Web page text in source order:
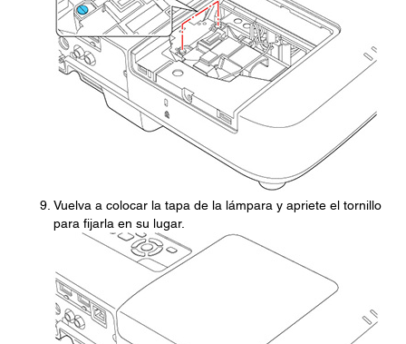
Vuelva a colocar la tapa de la lámpara y apriete el tornillo
para fijarla en su lugar.